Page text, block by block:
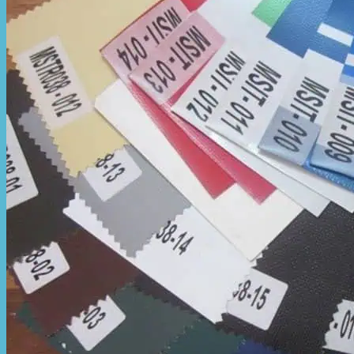
Giới thiệu Hòa Phát Đạt
Sản Phẩm
Sản Phẩm Bạt Che Ngoài Trời
Bạt che nắng mưa
Bạt kéo ngoài trời
Bạt che tự cuốn
Bạt nhựa xanh cam
Bạt sọc 3 màu
Bạt nhựa giá rẻ
Bạt lót ao hồ
Bạt nhựa đen HDPE
Màng chống thấm HDPE
Sản Phẩm Dù Che Ngoài Trời
Dù che nắng
Dù che quán cafe
Dù che sự kiện
Dù lệch tâm
Sản Phẩm Mái Che Di Động
Mái hiên di động
Mái xếp di động
Nhà bạt di động